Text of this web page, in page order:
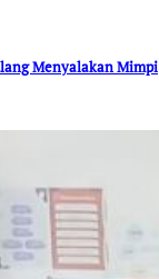
Menyalakan Mimpi